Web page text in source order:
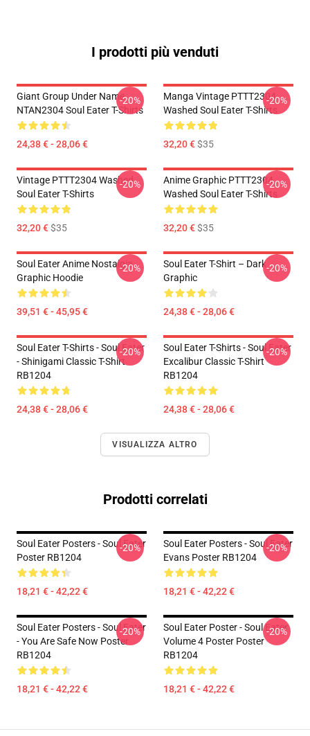
I prodotti più venduti
Giant Group Under Name
NTAN2304 Soul Eater T-Shirts
24,38 € - 28,06 €
-20%
Manga Vintage PTTT2304
Washed Soul Eater T-Shirts
32,20 €$35
-20%
Vintage PTTT2304 Washed
Soul Eater T-Shirts
32,20 €$35
-20%
Anime Graphic PTTT2304
Washed Soul Eater T-Shirts
32,20 €$35
-20%
Soul Eater Anime Nostalgia
Graphic Hoodie
39,51 € - 45,95 €
-20%
Soul Eater T-Shirt – Dark
Graphic
24,38 € - 28,06 €
-20%
Soul Eater T-Shirts - Soul Eater
- Shinigami Classic T-Shirt
RB1204
24,38 € - 28,06 €
-20%
Soul Eater T-Shirts - Soul Eater
Excalibur Classic T-Shirt
RB1204
24,38 € - 28,06 €
-20%
VISUALIZZA ALTRO
Prodotti correlati
Soul Eater Posters - Soul Eater
Poster RB1204
18,21 € - 42,22 €
-20%
Soul Eater Posters - Soul Eater
Evans Poster RB1204
18,21 € - 42,22 €
-20%
Soul Eater Posters - Soul Eater
- You Are Safe Now Poster
RB1204
18,21 € - 42,22 €
-20%
Soul Eater Poster - Soul Eater
Volume 4 Poster Poster
RB1204
18,21 € - 42,22 €
-20%